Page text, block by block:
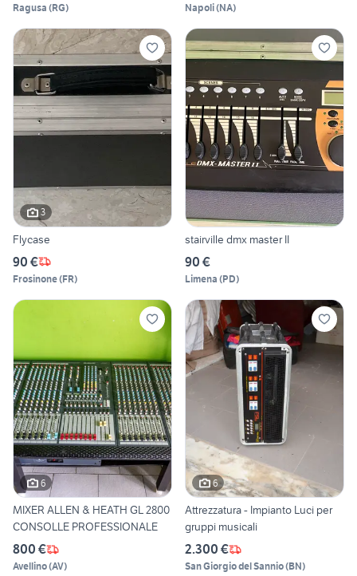
Ragusa (RG) Napoli(NA)
3
Flycase
90 €
Frosinone(FR)
stairville dmx master II
90 €
Limena (PD)
6
MIXER ALLEN & HEATH GL 2800
CONSOLLE PROFESSIONALE
800 €
Avellino(AV)
6
Attrezzatura - Impianto Luci per
gruppi musicali
2.300 €
San Giorgio del Sannio(BN)